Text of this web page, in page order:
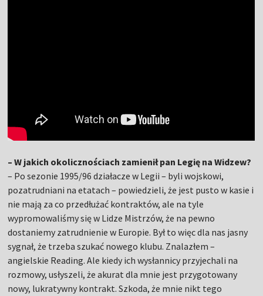
– W jakich okolicznościach zamienił pan Legię na Widzew?
– Po sezonie 1995/96 działacze w Legii – byli wojskowi,
pozatrudniani na etatach – powiedzieli, że jest pusto w kasie i
nie mają za co przedłużać kontraktów, ale na tyle
wypromowaliśmy się w Lidze Mistrzów, że na pewno
dostaniemy zatrudnienie w Europie. Był to więc dla nas jasny
sygnał, że trzeba szukać nowego klubu. Znalazłem –
angielskie Reading. Ale kiedy ich wysłannicy przyjechali na
rozmowy, usłyszeli, że akurat dla mnie jest przygotowany
nowy, lukratywny kontrakt. Szkoda, że mnie nikt tego